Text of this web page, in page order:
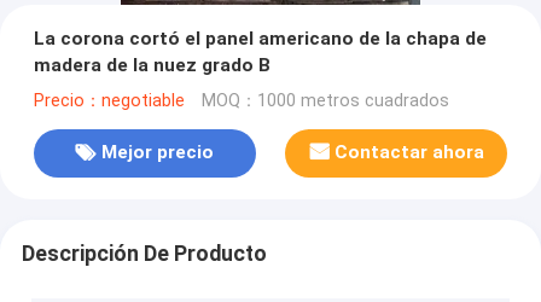
La corona cortó el panel americano de la chapa de
madera de la nuez grado B
Precio：negotiable MOQ：1000 metros cuadrados
Mejor precio Contactar ahora
Descripción De Producto